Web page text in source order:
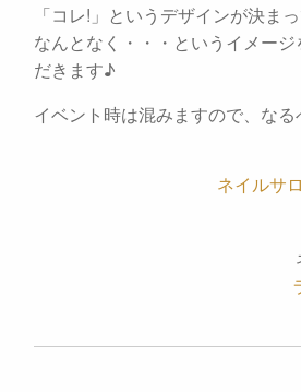
「コレ!」というデザインが決ま
なんとなく・・・というイメー
だきます♪
イベント時は混みますので、なる
ネイルサ